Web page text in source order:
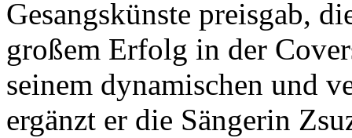
Gesangskünste preisgab,
großem Erfolg in der
seinem dynamischen und
ergänzt er die Sängerin